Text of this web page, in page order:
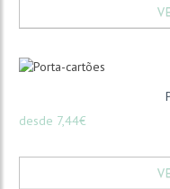
desde 7,44€